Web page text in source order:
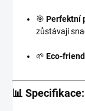
🎯 Perfektní
zůstávají
🌱 Eco-
📊 Specifikace: